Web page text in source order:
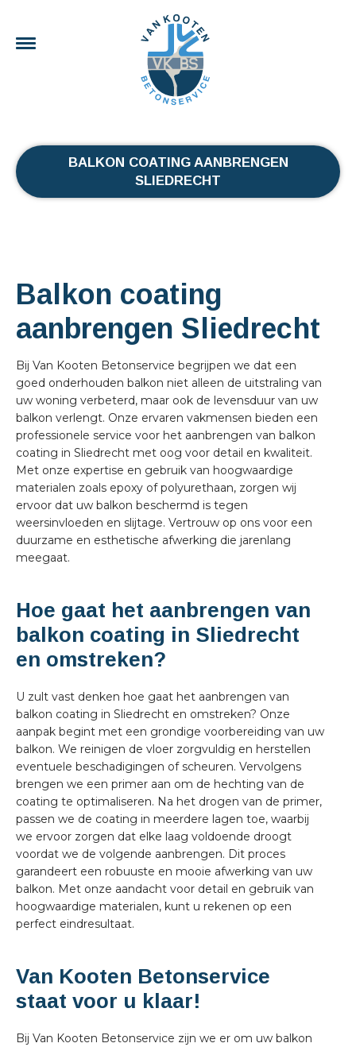
BALKON COATING AANBRENGEN
SLIEDRECHT
Balkon coating
aanbrengen Sliedrecht
Bij Van Kooten Betonservice begrijpen we dat een
goed onderhouden balkon niet alleen de uitstraling van
uw woning verbeterd, maar ook de levensduur van uw
balkon verlengt. Onze ervaren vakmensen bieden een
professionele service voor het aanbrengen van balkon
coating in Sliedrecht met oog voor detail en kwaliteit.
Met onze expertise en gebruik van hoogwaardige
materialen zoals epoxy of polyurethaan, zorgen wij
ervoor dat uw balkon beschermd is tegen
weersinvloeden en slijtage. Vertrouw op ons voor een
duurzame en esthetische afwerking die jarenlang
meegaat.
Hoe gaat het aanbrengen van
balkon coating in Sliedrecht
en omstreken?
U zult vast denken hoe gaat het aanbrengen van
balkon coating in Sliedrecht en omstreken? Onze
aanpak begint met een grondige voorbereiding van uw
balkon. We reinigen de vloer zorgvuldig en herstellen
eventuele beschadigingen of scheuren. Vervolgens
brengen we een primer aan om de hechting van de
coating te optimaliseren. Na het drogen van de primer,
passen we de coating in meerdere lagen toe, waarbij
we ervoor zorgen dat elke laag voldoende droogt
voordat we de volgende aanbrengen. Dit proces
garandeert een robuuste en mooie afwerking van uw
balkon. Met onze aandacht voor detail en gebruik van
hoogwaardige materialen, kunt u rekenen op een
perfect eindresultaat.
Van Kooten Betonservice
staat voor u klaar!
Bij Van Kooten Betonservice zijn we er om uw balkon